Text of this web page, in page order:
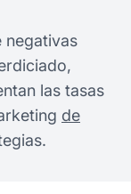
negativas
las tasas
de